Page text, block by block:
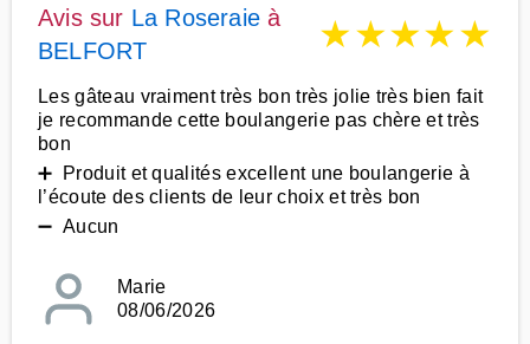
Avis sur La Roseraie à
BELFORT
★★★★★
Les gâteau vraiment très bon très jolie très bien fait
je recommande cette boulangerie pas chère et très
bon
➕ Produit et qualités excellent une boulangerie à
l’écoute des clients de leur choix et très bon
➖ Aucun
Marie
08/06/2026